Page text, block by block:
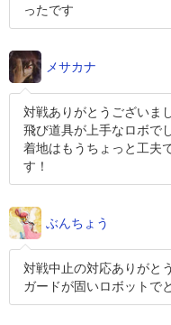
ったです
メサカナ
対戦ありがとうございま
飛び道具が上手なロボで
着地はもうちょっと工夫
す！
ぶんちょう
対戦中止の対応ありがと
ガードが固いロボットで